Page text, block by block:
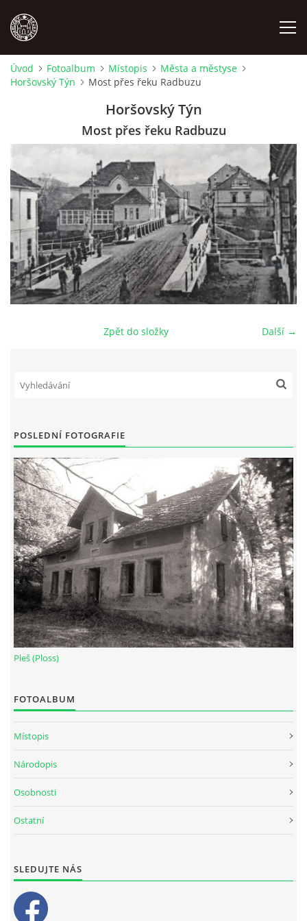
MÍSTOPIS
OSOBNOSTI
OSTATNÍ
ODKAZY
O NÁS
DŮL NA SLÍDU (NA KOLE)
tel. 773 916 275
info@domdej.cz
--------------------------------------------------------------
Tento projekt je realizován za finanční podpory
města Domažlice.
© 2026 eStránky.cz |Aktualizováno: 17. 7. 2026 |Nahoru ↑
Úvod Fotoalbum Místopis
Města a městyse
Horšovský Týn
Most přes řeku Radbuzu
Horšovský Týn
Most přes řeku Radbuzu
Další →
Zpět do složky
POSLEDNÍ FOTOGRAFIE
Pleš (Ploss)
FOTOALBUM
Místopis
Národopis
Osobnosti
Ostatní
SLEDUJTE NÁS